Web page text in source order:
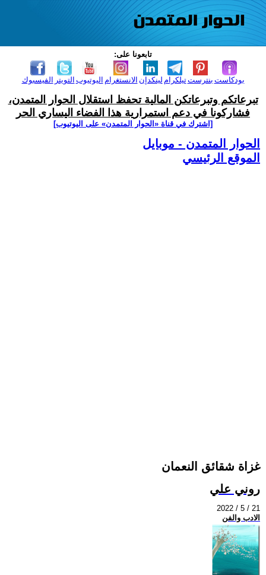
تابعونا على:
الفيسبوك التويتر اليوتيوب الانستغرام لينكدإن تيلكرامبنترست بودكاست
تبرعاتكم وتبرعاتكن المالية تحفظ استقلال الحوار المتمدن،
فشاركونا في دعم استمرارية هذا الفضاء اليساري الحر
[اشترك في قناة ‫«الحوار المتمدن» على اليوتيوب]
الحوار المتمدن - موبايل
الموقع الرئيسي
غزاة شقائق النعمان
روني علي
2022 / 5 / 21
الادب والفن